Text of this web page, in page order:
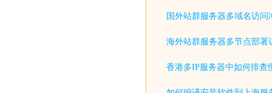
国外站群服务器多域名访问
海外站群服务器多节点部署
香港多IP服务器中如何排查